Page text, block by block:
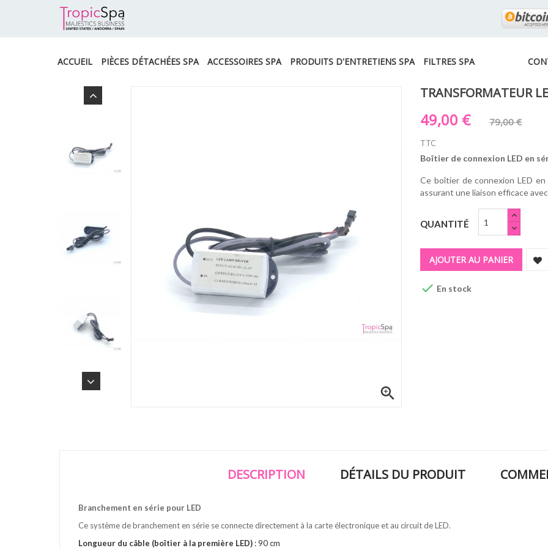
ACCUEIL PIÈCES DÉTACHÉES SPA ACCESSOIRES SPA PRODUITS D'ENTRETIENS SPA FILTRES SPA

TRANSFORMATEUR
49,00 € 79,00 €
TTC
Boîtier de connexion LED en
Ce boîtier de connexion LED
assurant une liaison efficace
QUANTITÉ
AJOUTER AU PANIER
 En stock
DESCRIPTION DÉTAILS DU PRODUIT
Branchement en série pour LED
Ce système de branchement en série se connecte directement à la carte électronique et au circuit de LED.
Longueur du câble (boîtier à la première LED) : 90 cm